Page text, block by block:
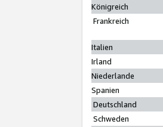
Königreich
Frankreich
Italien
Irland
Niederlande
Spanien
Deutschland
Schweden